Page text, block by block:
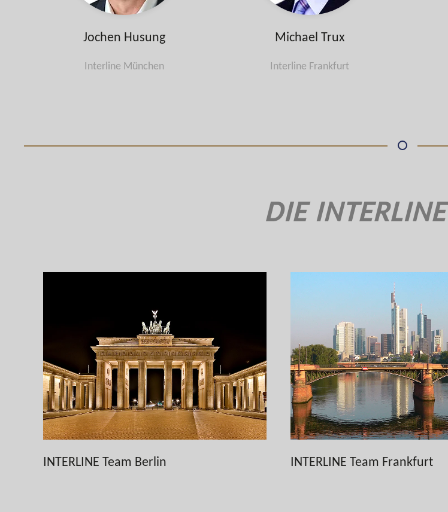
Jochen Husung
Interline München
Michael Trux
Interline Frankfurt
DIE
INTERLINE Team Berlin INTERLINE Team Frankfurt